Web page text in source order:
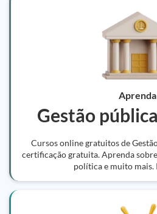
Aprenda
Gestão
Cursos online gratuitos de
certificação gratuita. Aprenda
política e muito mais.